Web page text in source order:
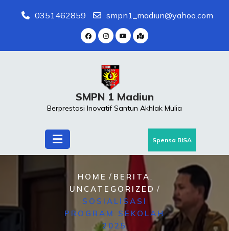
0351462859 smpn1_madiun@yahoo.com
SMPN 1 Madiun
Berprestasi Inovatif Santun Akhlak Mulia
Spensa BISA
HOME / BERITA,
UNCATEGORIZED /
SOSIALISASI
PROGRAM SEKOLAH
2025